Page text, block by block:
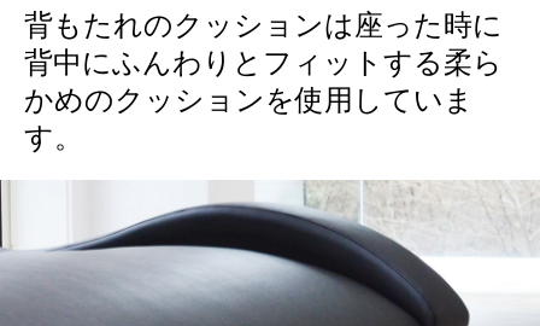
背もたれのクッションは座った時に
背中にふんわりとフィットする柔ら
かめのクッションを使用していま
す。